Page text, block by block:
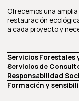
Ofrecemos una
restauración
a cada proyecto y
Servicios Forestales
Servicios de
Responsabilidad
Formación y